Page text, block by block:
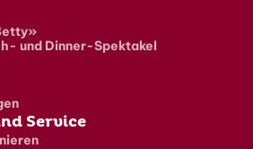
und Dinner-Spektakel
Service